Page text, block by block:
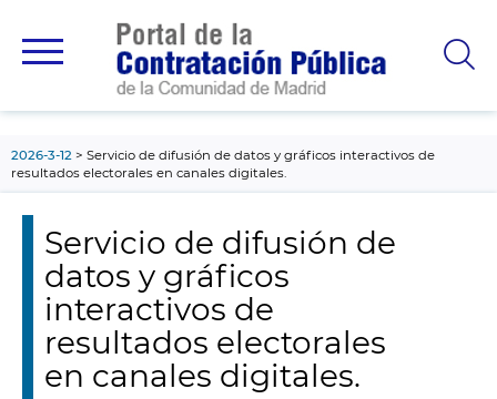
principal
2026-3-12
Servicio de difusión de datos y gráficos interactivos de
resultados electorales en canales digitales.
Servicio de difusión de
datos y gráficos
interactivos de
resultados electorales
en canales digitales.